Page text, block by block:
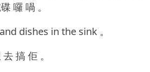
囉 喎 。
dishes in the sink 。
搞 佢 。